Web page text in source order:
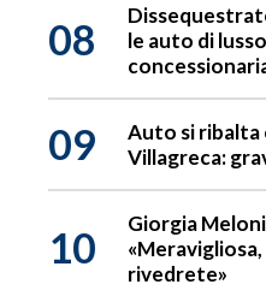
08
le auto di
09
Auto si ribalta
Villagreca:
10
Giorgia
rivedrete»